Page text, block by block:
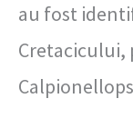
au fost
Cretacicului,